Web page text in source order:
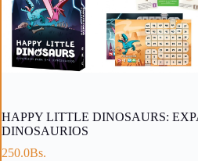
HAPPY LITTLE DINOSAURS:
DINOSAURIOS
250.0Bs.